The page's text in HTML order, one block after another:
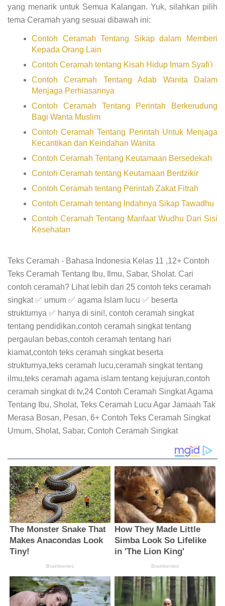
yang menarik untuk Semua Kalangan. Yuk, silahkan pilih
tema Ceramah yang sesuai dibawah ini:
Contoh Ceramah Tentang Sikap dalam Memberi
Kepada Orang Lain
Contoh Ceramah tentang Kisah Hidup Imam Syafi'i
Contoh Ceramah Tentang Adab Wanita Dalam
Menjaga Perhiasannya
Contoh Ceramah Tentang Perintah Berkerudung
Bagi Wanta Muslim
Contoh Ceramah Tentang Perintah Untuk Menjaga
Kecantikan dan Keindahan Wanita
Contoh Ceramah Tentang Keutamaan Bersedekah
Contoh Ceramah tentang Keutamaan Berdzikir
Contoh Ceramah tentang Perintah Zakat Fitrah
Contoh Ceramah tentang Indahnya Sikap Tawadhu
Contoh Ceramah Tentang Manfaat Wudhu Dari Sisi
Kesehatan
Teks Ceramah - Bahasa Indonesia Kelas 11 ,12+ Contoh
Teks Ceramah Tentang Ibu, Ilmu, Sabar, Sholat. Cari
contoh ceramah? Lihat lebih dari 25 contoh teks ceramah
singkat ✅ umum ✅ agama Islam lucu ✅ beserta
strukturnya ✅ hanya di sini!, contoh ceramah singkat
tentang pendidikan,contoh ceramah singkat tentang
pergaulan bebas,contoh ceramah tentang hari
kiamat,contoh teks ceramah singkat beserta
strukturnya,teks ceramah lucu,ceramah singkat tentang
ilmu,teks ceramah agama islam tentang kejujuran,contoh
ceramah singkat di tv,24 Contoh Ceramah Singkat Agama
Tentang Ibu, Sholat, Teks Ceramah Lucu Agar Jamaah Tak
Merasa Bosan, Pesan, 6+ Contoh Teks Ceramah Singkat
Umum, Sholat, Sabar, Contoh Ceramah Singkat